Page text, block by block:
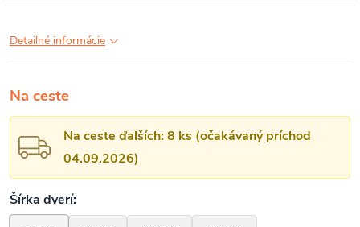
Detailné informácie
Na ceste
Na ceste ďalších: 8 ks (očakávaný príchod
04.09.2026)